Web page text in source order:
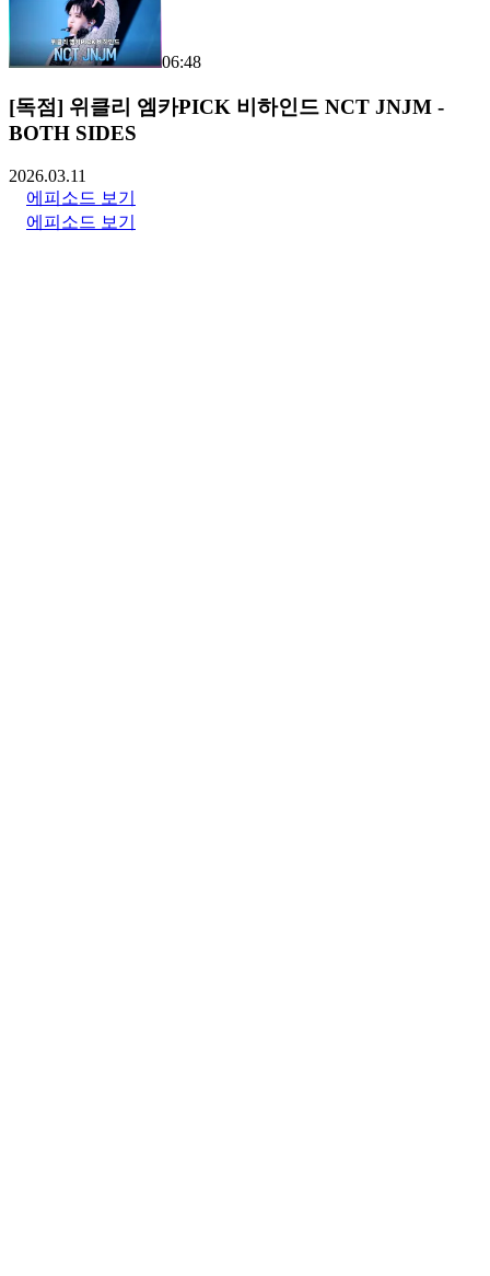
06:48
[독점] 위클리 엠카PICK 비하인드 NCT JNJM -
BOTH SIDES
2026.03.11
에피소드 보기
에피소드 보기